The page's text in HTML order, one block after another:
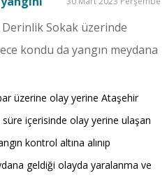
Sokak üzerinde
kondu da yangın meydana
üzerine olay yerine Ataşehir
içerisinde olay yerine ulaşan
kontrol altına alınıp
geldiği olayda yaralanma ve